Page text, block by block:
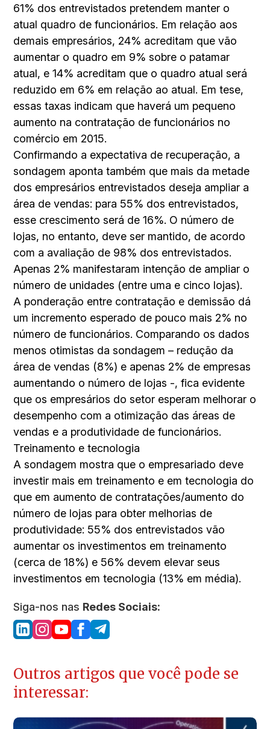
61% dos entrevistados pretendem manter o
atual quadro de funcionários. Em relação aos
demais empresários, 24% acreditam que vão
aumentar o quadro em 9% sobre o patamar
atual, e 14% acreditam que o quadro atual será
reduzido em 6% em relação ao atual. Em tese,
essas taxas indicam que haverá um pequeno
aumento na contratação de funcionários no
comércio em 2015.
Confirmando a expectativa de recuperação, a
sondagem aponta também que mais da metade
dos empresários entrevistados deseja ampliar a
área de vendas: para 55% dos entrevistados,
esse crescimento será de 16%. O número de
lojas, no entanto, deve ser mantido, de acordo
com a avaliação de 98% dos entrevistados.
Apenas 2% manifestaram intenção de ampliar o
número de unidades (entre uma e cinco lojas).
A ponderação entre contratação e demissão dá
um incremento esperado de pouco mais 2% no
número de funcionários. Comparando os dados
menos otimistas da sondagem – redução da
área de vendas (8%) e apenas 2% de empresas
aumentando o número de lojas -, fica evidente
que os empresários do setor esperam melhorar o
desempenho com a otimização das áreas de
vendas e a produtividade de funcionários.
Treinamento e tecnologia
A sondagem mostra que o empresariado deve
investir mais em treinamento e em tecnologia do
que em aumento de contratações/aumento do
número de lojas para obter melhorias de
produtividade: 55% dos entrevistados vão
aumentar os investimentos em treinamento
(cerca de 18%) e 56% devem elevar seus
investimentos em tecnologia (13% em média).
Siga-nos nas Redes Sociais:
Outros artigos que você pode se
interessar: